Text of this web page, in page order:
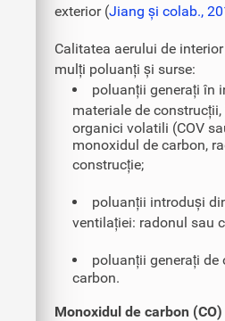
exterior (Jiang și colab.,
Calitatea aerului de
mulți poluanți și surse:
poluanții generați în
materiale de
organici volatili (COV
monoxidul de carbon,
construcție;
poluanții introduși
ventilației: radonul sau
poluanții generați
carbon.
Monoxidul de carbon (CO)